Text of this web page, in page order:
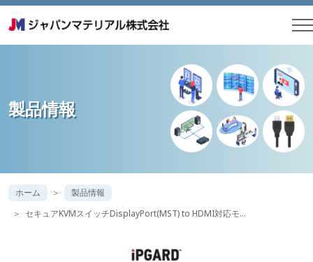
製品情報
ホーム
製品情報
セキュアKVMスイッチDisplayPort(MST) to HDMI対応モ…